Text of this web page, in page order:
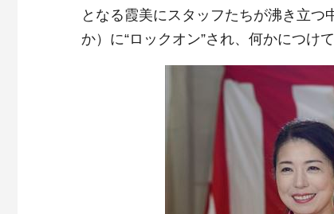
となる霞美にスタッフたちが沸き立
か）に“ロックオン”され、何かにつけ